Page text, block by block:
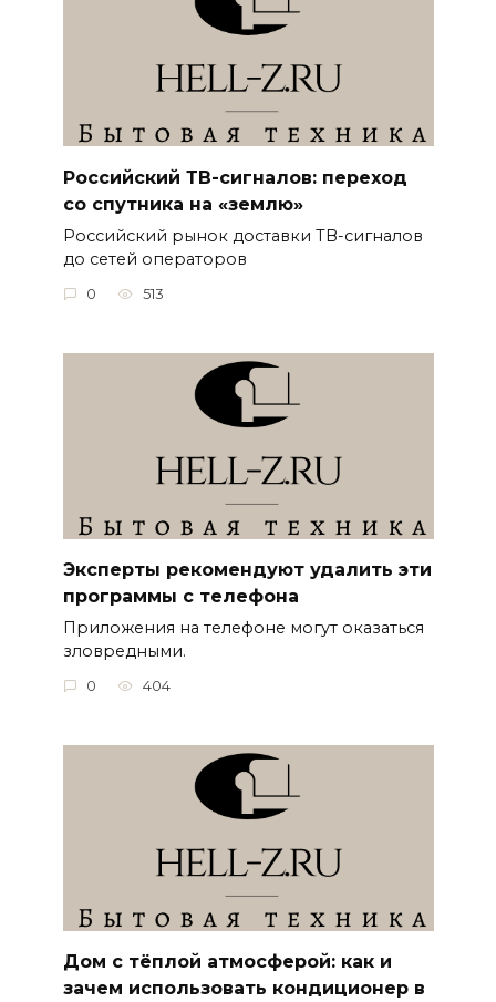
Российский ТВ-сигналов: переход
со спутника на «землю»
Российский рынок доставки ТВ-сигналов
до сетей операторов
0 513
Эксперты рекомендуют удалить эти
программы с телефона
Приложения на телефоне могут оказаться
зловредными.
0 404
Дом с тёплой атмосферой: как и
зачем использовать кондиционер в